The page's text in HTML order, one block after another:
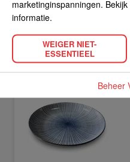
IN WINKELWAGEN
marketinginspanningen.
informatie.
WEIGER NIET-
ESSENTIEEL
Beheer